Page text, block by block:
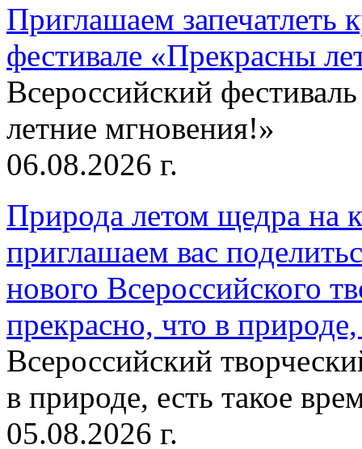
Приглашаем запечатлеть
фестивале «Прекрасны
Всероссийский
летние мгновения!»
06.08.2026 г.
Природа летом щедра на
приглашаем вас
нового Всероссийского
прекрасно, что в
Всероссийский
в природе, есть такое
05.08.2026 г.